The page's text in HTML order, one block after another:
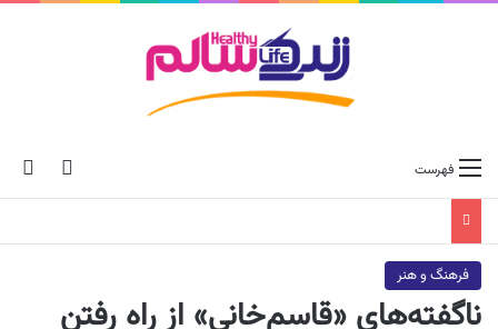
skin فهرست
فرهنگ و هنر
ناگفته‌های «قاسم‌خانی» از راه رفتن